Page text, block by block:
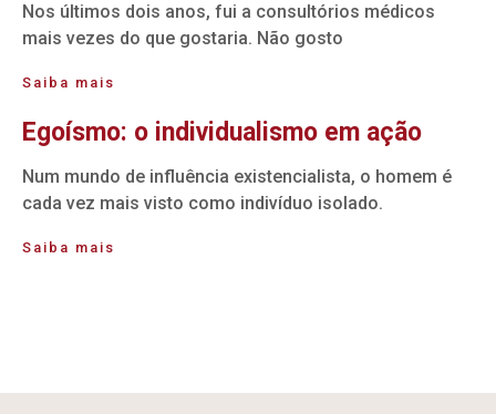
Nos últimos dois anos, fui a consultórios médicos
mais vezes do que gostaria. Não gosto
Saiba mais
Egoísmo: o individualismo em ação
Num mundo de influência existencialista, o homem é
cada vez mais visto como indivíduo isolado.
Saiba mais